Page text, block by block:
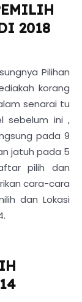
2018
Pilihan
korang
senarai tu
sebelum ini ,
pada 9
jatuh pada 5
pilih dan
cara-cara
dan Lokasi